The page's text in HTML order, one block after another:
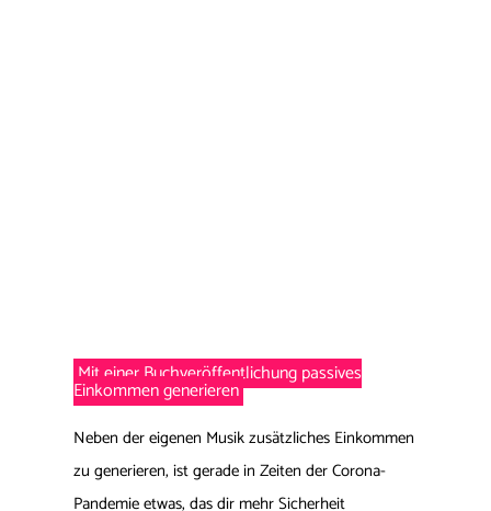
Mit einer Buchveröffentlichung passives
Einkommen generieren
Neben der eigenen Musik zusätzliches Einkommen
zu generieren, ist gerade in Zeiten der Corona-
Pandemie etwas, das dir mehr Sicherheit